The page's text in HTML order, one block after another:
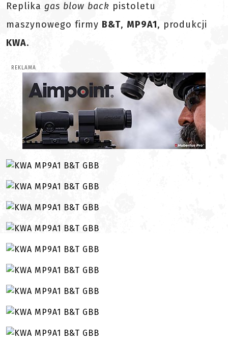
Replika gas blow back pistoletu
maszynowego firmy B&T, MP9A1, produkcji
KWA.
REKLAMA